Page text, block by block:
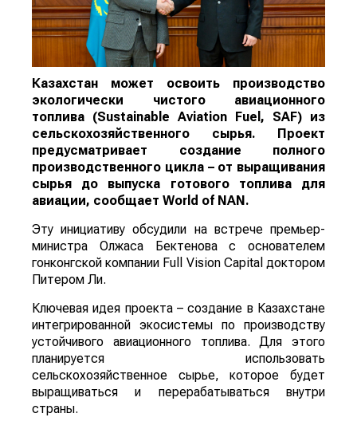
Казахстан может освоить производство
экологически чистого авиационного
топлива (Sustainable Aviation Fuel, SAF) из
сельскохозяйственного сырья. Проект
предусматривает создание полного
производственного цикла – от выращивания
сырья до выпуска готового топлива для
авиации, сообщает World of NAN.
Эту инициативу обсудили на встрече премьер-
министра Олжаса Бектенова с основателем
гонконгской компании Full Vision Capital доктором
Питером Ли.
Ключевая идея проекта – создание в Казахстане
интегрированной экосистемы по производству
устойчивого авиационного топлива. Для этого
планируется использовать
сельскохозяйственное сырье, которое будет
выращиваться и перерабатываться внутри
страны.